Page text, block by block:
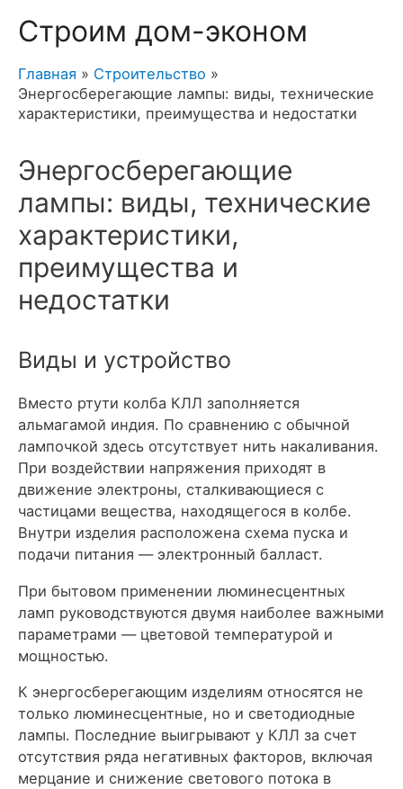
Строим дом-эконом
Главная
Строительство
Энергосберегающие лампы: виды, технические
характеристики, преимущества и недостатки
Энергосберегающие
лампы: виды, технические
характеристики,
преимущества и
недостатки
Виды и устройство
Вместо ртути колба КЛЛ заполняется
альмагамой индия. По сравнению с обычной
лампочкой здесь отсутствует нить накаливания.
При воздействии напряжения приходят в
движение электроны, сталкивающиеся с
частицами вещества, находящегося в колбе.
Внутри изделия расположена схема пуска и
подачи питания — электронный балласт.
При бытовом применении люминесцентных
ламп руководствуются двумя наиболее важными
параметрами — цветовой температурой и
мощностью.
К энергосберегающим изделиям относятся не
только люминесцентные, но и светодиодные
лампы. Последние выигрывают у КЛЛ за счет
отсутствия ряда негативных факторов, включая
мерцание и снижение светового потока в